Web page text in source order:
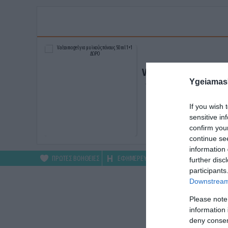
If you wish
sensitive
confirm
continue
information
further
Please
information
deny
Valsamo gel για
πόνους 50ml 1+1
ΑΓΟΡΑΣΕ ΤΟ
ΠΡΩΤΕΣ ΒΟΗΘΕΙΕΣ ΕΦΗΜΕΡΕΥΟΝΤΑ ΦΑΡΜΑΚΕΙΑ